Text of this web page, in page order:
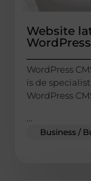
Website
WordPress
WordPress
is de
WordPress
...
Business /